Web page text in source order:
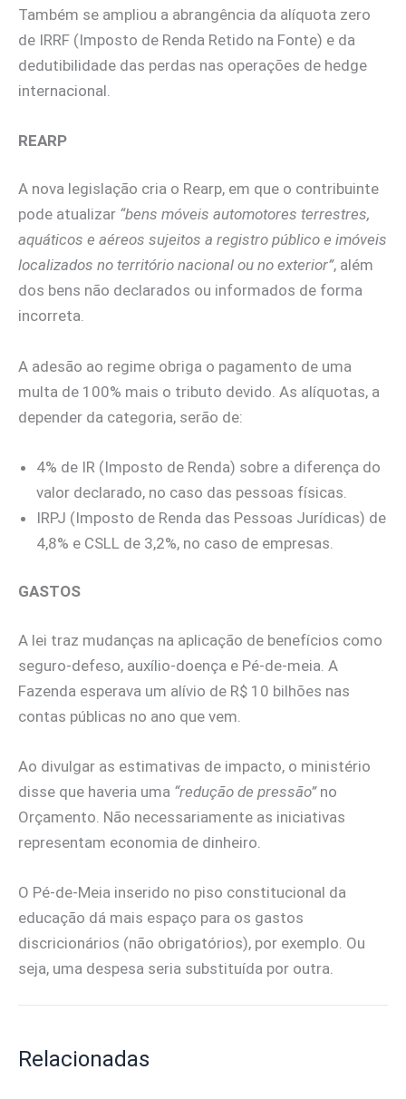
Também se ampliou a abrangência da alíquota zero
de IRRF (Imposto de Renda Retido na Fonte) e da
dedutibilidade das perdas nas operações de hedge
internacional.
REARP
A nova legislação cria o Rearp, em que o contribuinte
pode atualizar “bens móveis automotores terrestres,
aquáticos e aéreos sujeitos a registro público e imóveis
localizados no território nacional ou no exterior”, além
dos bens não declarados ou informados de forma
incorreta.
A adesão ao regime obriga o pagamento de uma
multa de 100% mais o tributo devido. As alíquotas, a
depender da categoria, serão de:
4% de IR (Imposto de Renda) sobre a diferença do
valor declarado, no caso das pessoas físicas.
IRPJ (Imposto de Renda das Pessoas Jurídicas) de
4,8% e CSLL de 3,2%, no caso de empresas.
GASTOS
A lei traz mudanças na aplicação de benefícios como
seguro-defeso, auxílio-doença e Pé-de-meia. A
Fazenda esperava um alívio de R$ 10 bilhões nas
contas públicas no ano que vem.
Ao divulgar as estimativas de impacto, o ministério
disse que haveria uma “redução de pressão” no
Orçamento. Não necessariamente as iniciativas
representam economia de dinheiro.
O Pé-de-Meia inserido no piso constitucional da
educação dá mais espaço para os gastos
discricionários (não obrigatórios), por exemplo. Ou
seja, uma despesa seria substituída por outra.
Relacionadas